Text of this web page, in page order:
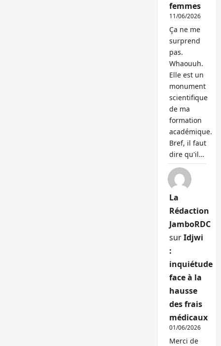
femmes
11/06/2026
Ça ne me
surprend
pas.
Whaouuh.
Elle est un
monument
scientifique
de ma
formation
académique.
Bref, il faut
dire qu'il…
La
Rédaction
JamboRDC
surIdjwi
:
inquiétude
face à la
hausse
des frais
médicaux
01/06/2026
Merci de